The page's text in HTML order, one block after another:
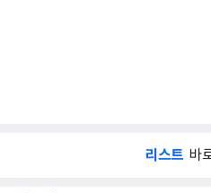
리스트 바